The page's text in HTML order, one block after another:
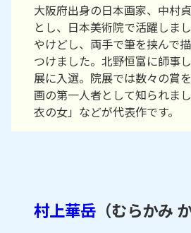
大阪府出身の日本画家、中村
とし、日本美術院で活躍しま
やけどし、両手で筆を挟んで
つけました。北野恒富に師事
展に入選。院展では数々の賞
画の第一人者として知られま
衣の女」などが代表作です。
村上華岳 （むらかみ